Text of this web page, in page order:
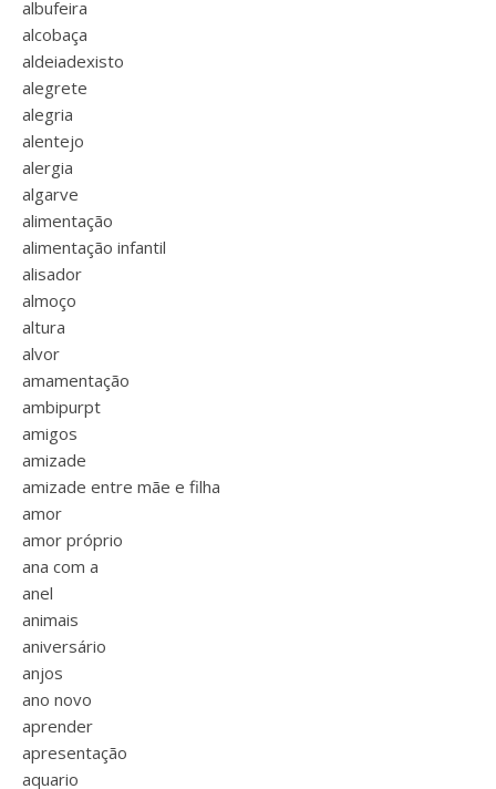
albufeira
alcobaça
aldeiadexisto
alegrete
alegria
alentejo
alergia
algarve
alimentação
alimentação infantil
alisador
almoço
altura
alvor
amamentação
ambipurpt
amigos
amizade
amizade entre mãe e filha
amor
amor próprio
ana com a
anel
animais
aniversário
anjos
ano novo
aprender
apresentação
aquario